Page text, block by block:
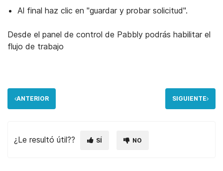
Al final haz clic en "guardar y probar solicitud".
Desde el panel de control de Pabbly podrás habilitar el
flujo de trabajo
ANTERIOR SIGUIENTE
¿Le resultó útil?? SÍ NO